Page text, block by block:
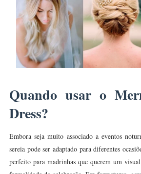
Quando usar o
Dress?
Embora seja muito associado a eventos
sereia pode ser adaptado para diferentes
perfeito para madrinhas que querem um